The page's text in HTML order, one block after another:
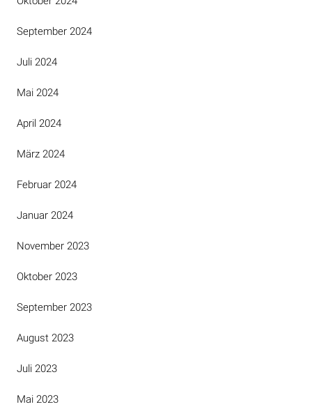
September 2024
Juli 2024
Mai 2024
April 2024
März 2024
Februar 2024
Januar 2024
November 2023
Oktober 2023
September 2023
August 2023
Juli 2023
Mai 2023